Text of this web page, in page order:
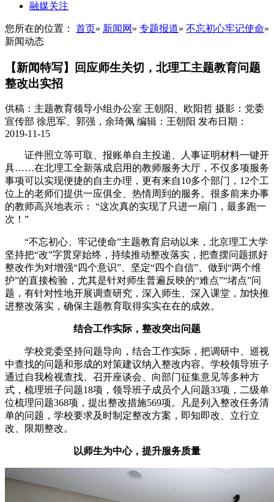
融媒关注
您所在的位置： 首页» 新闻网 » 专题报道» 不忘初心牢记使命»
新闻动态
【新闻特写】回应师生关切，北理工主题教育问题
整改出实招
供稿：主题教育领导小组办公室 王朝阳、欧阳哲 摄影：党委
宣传部 徐思军、郭强，余琦佩 编辑：王朝阳 发布日期：
2019-11-15
证件照立等可取、报账单自主投递、人事证明材料一键开
具……在北理工全新落成启用的教师服务大厅，不仅多项服务
事项可以实现便捷的自主办理，更有来自10多个部门，12个工
位上的老师们提供一应俱全、热情周到的服务。很多前来办事
的教师高兴地表示： “这次真的实现了只进一扇门，最多跑一
次！”
“不忘初心、牢记使命”主题教育启动以来，北京理工大学
坚持把“改”字贯穿始终，持续推动整改落实，把查摆问题抓好
整改作为对增强“四个意识”、坚定“四个自信”、做到“两个维
护”的直接检验，尤其是针对师生普遍反映的“难点”“堵点”问
题，有针对性地开展调查研究，深入师生、深入课堂，加快推
进整改落实，确保主题教育取得实实在在的成效。
结合工作实际，整改突出问题
学校党委坚持问题导向，结合工作实际，把调研中、巡视
中查找的问题和形成的对策建议纳入整改内容。学校领导班子
通过自我检视查找、召开座谈会、向部门征集意见等多种方
式，梳理班子问题18项，领导班子成员个人问题33项，二级单
位梳理问题368项，提出整改措施569项。凡是列入整改任务清
单的问题，学校要求及时制定整改方案，即知即改、立行立
改、限期整改。
以师生为中心，提升服务质量